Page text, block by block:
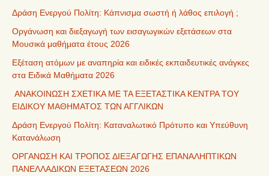
Δράση Ενεργού Πολίτη: Κάπνισμα σωστή ή λάθος επιλογή ;
Οργάνωση και διεξαγωγή των εισαγωγικών εξετάσεων στα
Μουσικά μαθήματα έτους 2026
Εξέταση ατόμων με αναπηρία και ειδικές εκπαιδευτικές ανάγκες
στα Ειδικά Μαθήματα 2026
ΑΝΑΚΟΙΝΩΣΗ ΣΧΕΤΙΚΑ ΜΕ ΤΑ ΕΞΕΤΑΣΤΙΚΑ ΚΕΝΤΡΑ ΤΟΥ
ΕΙΔΙΚΟΥ ΜΑΘΗΜΑΤΟΣ ΤΩΝ ΑΓΓΛΙΚΩΝ
Δράση Ενεργού Πολίτη: Καταναλωτικό Πρότυπο και Υπεύθυνη
Κατανάλωση
ΟΡΓΑΝΩΣΗ ΚΑΙ ΤΡΟΠΟΣ ΔΙΕΞΑΓΩΓΗΣ ΕΠΑΝΑΛΗΠΤΙΚΩΝ
ΠΑΝΕΛΛΑΔΙΚΩΝ ΕΞΕΤΑΣΕΩΝ 2026